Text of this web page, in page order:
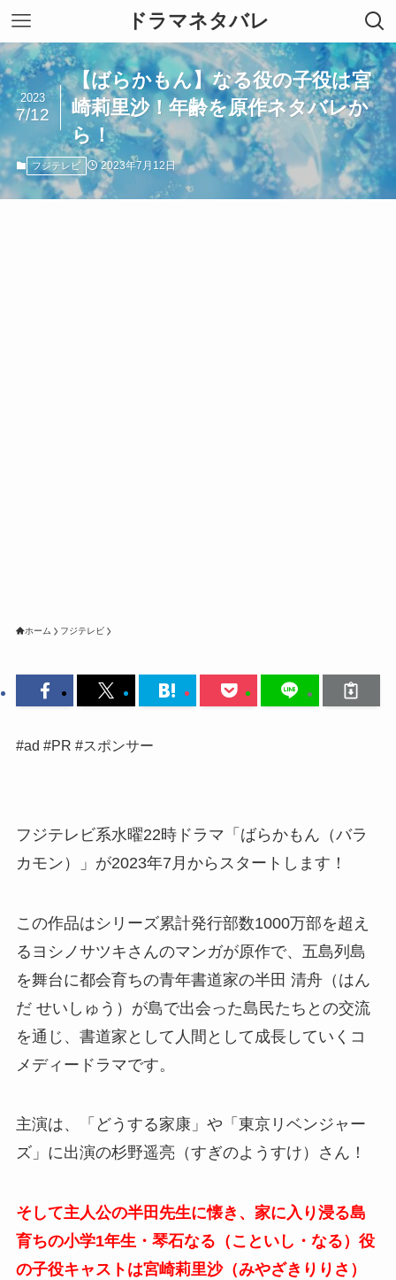
ドラマネタバレ
【ばらかもん】なる役の子役は宮
崎莉里沙！年齢を原作ネタバレか
ら！
2023
7/12
フジテレビ 2023年7月12日
ホーム フジテレビ
#ad #PR #スポンサー
フジテレビ系水曜22時ドラマ「ばらかもん（バラ
カモン）」が2023年7月からスタートします！
この作品はシリーズ累計発行部数1000万部を超え
る ヨシノサツキさんのマンガが原作で、五島列島
を舞台に都会育ちの青年書道家の半田 清舟（はん
だ せいしゅう）が島で出会った島民たちとの交流
を通じ、書道家として人間として成長していくコ
メディードラマです。
主演は、「どうする家康」や「東京リベンジャー
ズ」に出演の杉野遥亮（すぎのようすけ）さん！
そして主人公の半田先生に懐き、家に入り浸る島
育ちの小学1年生・琴石なる（こといし・なる）役
の子役キャストは宮崎莉里沙（みやざきりりさ）